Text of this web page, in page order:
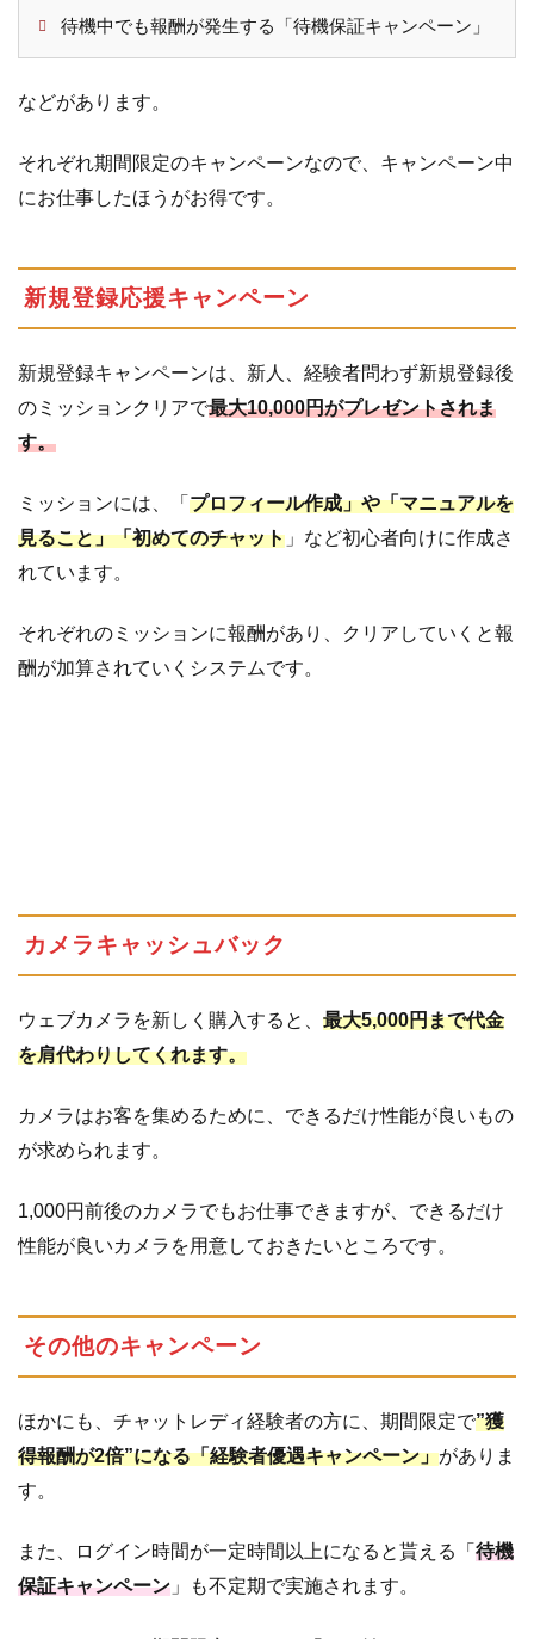
待機中でも報酬が発生する「待機保証キャンペーン」
などがあります。
それぞれ期間限定のキャンペーンなので、キャンペーン中
にお仕事したほうがお得です。
新規登録応援キャンペーン
新規登録キャンペーンは、新人、経験者問わず新規登録後
のミッションクリアで最大10,000円がプレゼントされま
す。
ミッションには、「 プロフィール作成」や「マニュアルを
見ること」「初めてのチャット 」など初心者向けに作成さ
れています。
それぞれのミッションに報酬があり、クリアしていくと報
酬が加算されていくシステムです。
カメラキャッシュバック
ウェブカメラを新しく購入すると、 最大5,000円まで代金
を肩代わりしてくれます。
カメラはお客を集めるために、できるだけ性能が良いもの
が求められます。
1,000円前後のカメラでもお仕事できますが、できるだけ
性能が良いカメラを用意しておきたいところです。
その他のキャンペーン
ほかにも、チャットレディ経験者の方に、期間限定で”獲
得報酬が2倍”になる「経験者優遇キャンペーン」がありま
す。
また、ログイン時間が一定時間以上になると貰える「 待機
保証キャンペーン 」も不定期で実施されます。